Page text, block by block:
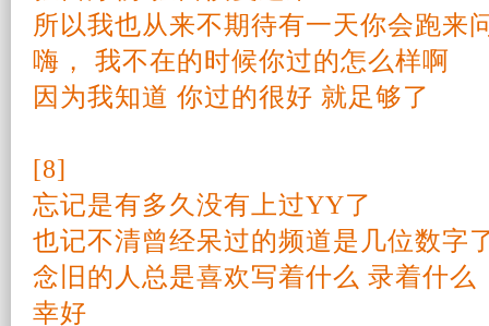
所以我也从来不期待有一天你会跑来
嗨， 我不在的时候你过的怎么样啊
因为我知道 你过的很好 就足够了
[8]
忘记是有多久没有上过YY了
也记不清曾经呆过的频道是几位数字
念旧的人总是喜欢写着什么 录着什么
幸好